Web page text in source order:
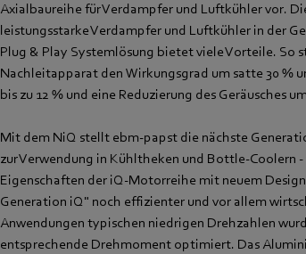
Axialbaureihe für Verdampfer und Luftkühler vor.
leistungsstarke Verdampfer und Luftkühler in der
Plug & Play Systemlösung bietet viele Vorteile.
Nachleitapparat den Wirkungsgrad um satte 30 %
bis zu 12 % und eine Reduzierung des Geräusches
Mit dem NiQ stellt ebm-papst die nächste
zur Verwendung in Kühltheken und Bottle-
Eigenschaften der iQ-Motorreihe mit neuem
Generation iQ" noch effizienter und vor allem
Anwendungen typischen niedrigen Drehzahlen
entsprechende Drehmoment optimiert. Das